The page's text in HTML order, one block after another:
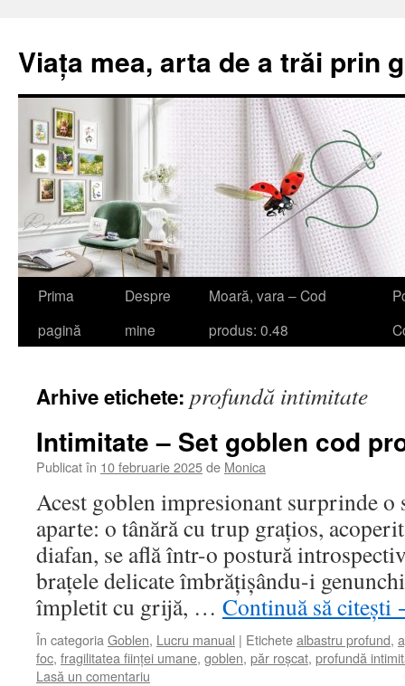
Viața mea, arta de a trăi prin
Sari
Prima
pagină
Despre
mine
Moară, vara – Cod
produs: 0.48
Arhive etichete: profundă intimitate
Intimitate – Set goblen cod
Publicat în 10 februarie 2025de Monica
Acest goblen impresionant surprinde o
aparte: o tânără cu trup grațios,
diafan, se află într-o postură
brațele delicate îmbrățișându-i
împletit cu grijă, … Continuă să citești
În categoria Goblen, Lucru manual | Etichetealbastru profund,
foc, fragilitatea ființei umane, goblen, păr roșcat, profundă
Lasă un comentariu